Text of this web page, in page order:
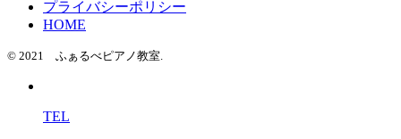
プライバシーポリシー
HOME
© 2021 ふぁるべピアノ教室.
TEL